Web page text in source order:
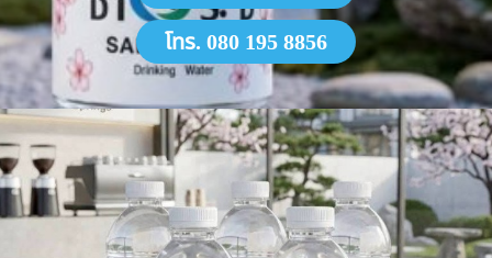
โทร. 080 195 8856